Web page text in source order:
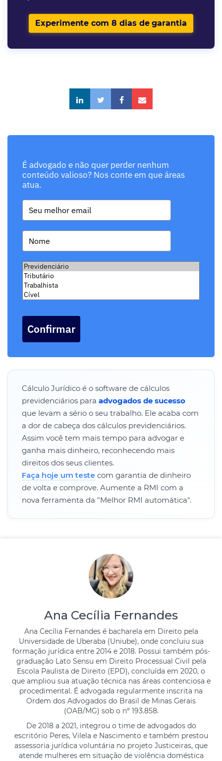
Experimente com 8 dias de garantia
É advogado e não quer perder nenhum
conteúdo valioso? Nos conte em que áreas
atua.
Confirmar
Cálculo Jurídico é o software de cálculos
previdenciários para advogados de sucesso
que levam a sério o seu trabalho. Ele acaba com
a dor de cabeça dos cálculos previdenciários.
Assim você tem mais tempo para advogar e
ganha mais dinheiro, reconhecendo mais
direitos dos seus clientes.
Faça hoje um teste com garantia de dinheiro
de volta e comprove. Aumente a RMI com a
nova ferramenta da "Melhor RMI automática".
Ana Cecília Fernandes
Ana Cecília Fernandes é bacharela em Direito pela
Universidade de Uberaba (Uniube), onde concluiu sua
formação jurídica entre 2014 e 2018. Possui também pós-
graduação Lato Sensu em Direito Processual Civil pela
Escola Paulista de Direito (EPD), concluída em 2020, o
que ampliou sua atuação técnica nas áreas contenciosa e
procedimental. É advogada regularmente inscrita na
Ordem dos Advogados do Brasil de Minas Gerais
(OAB/MG) sob o nº 193.858.
De 2018 a 2021, integrou o time de advogados do
escritório Peres, Vilela e Nascimento e também prestou
assessoria jurídica voluntária no projeto Justiceiras, que
atende mulheres em situação de violência doméstica